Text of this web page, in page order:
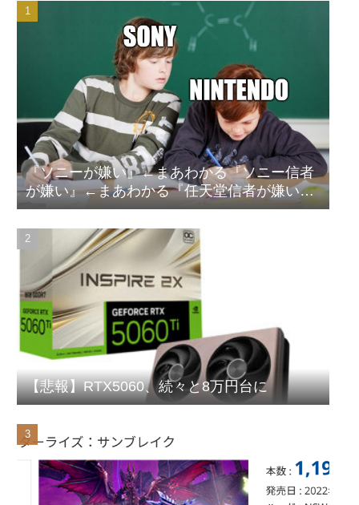
アに登場してしまう……
【画像】 素人美女さん、エ○チなビデオに出演した結果ｗｗｗｗ
【試合実況】西武２軍スタメン 先発:杉山遙希（2026.8.9）
【朗報】竹内朱莉「整体で軍隊経験者と思われた。ダンス負荷
で、私の骨と筋肉はもうグチャグチャになっている」
なんでパチンコってこんな回らなくなったんだろうな…源さんと
かUCの時って1000円25ぐらい回ったもんな
欧州「日本だけ反則だろ…」 世界の『日本びいき』にヨーロッパ
全土から不満の声
【悲報】エルデンリング始めたけど難しい
村上、100マイルのシンカーを逆方向へ26号HR!!!!
GLAY・TERUとパフィー亜美のレアな夫婦ショットが公開
スマスロモンキーターンRED（セブンリーグ/山佐ネクスト）
【衝撃】痩せたい奴は「コレ」を飲むのガチでオススメｗｗｗｗ
【ウマ娘】武さんが引退したらウマ娘に実装されそう
サイバスターが一番輝いてたスパロボ
アと寄付をしている模様
『ソニーが嫌い』←まあわかる『ソニー信者
が嫌い』←まあわかる『任天堂信者が嫌い』
←まあわかる
【悲報】RTX5060、続々と8万円台に